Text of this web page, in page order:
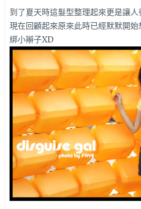
到了夏天時這髮型整理起來更是讓人
現在回顧起來原來此時已經默默開始
綁小辮子XD